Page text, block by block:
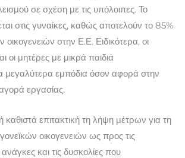
σε σχέση με τις υπόλοιπες. Το
στις γυναίκες, καθώς αποτελούν το 85%
στην Ε.Ε. Ειδικότερα, οι
οι μητέρες με μικρά παιδιά
μεγαλύτερα εμπόδια όσον αφορά στην
εργασίας.
επιτακτική τη λήψη μέτρων για τη
οικογενειών ως προς τις
και τις δυσκολίες που